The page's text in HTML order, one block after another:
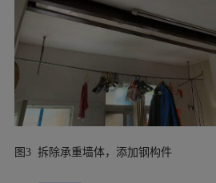
图3 拆除承重墙体，添加钢构件